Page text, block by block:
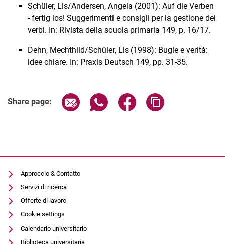
Schüler, Lis/Andersen, Angela (2001): Auf die Verben
- fertig los! Suggerimenti e consigli per la gestione dei
verbi. In: Rivista della scuola primaria 149, p. 16/17.
Dehn, Mechthild/Schüler, Lis (1998): Bugie e verità:
idee chiare. In: Praxis Deutsch 149, pp. 31-35.
Share page: Share page via email
Share page via WhatsApp
Share page via
Approccio & Contatto
Servizi di ricerca
Offerte di lavoro
Cookie settings
Calendario universitario
Biblioteca universitaria